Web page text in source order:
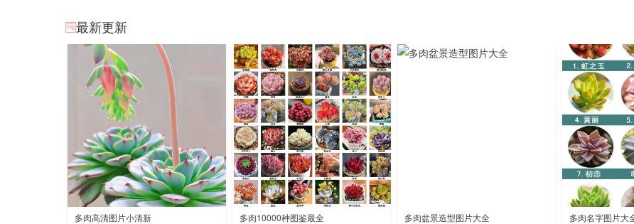
最新更新
多肉高清图片小清新 多肉10000种图鉴最全 多肉盆景造型图片大全 多肉名字图片大